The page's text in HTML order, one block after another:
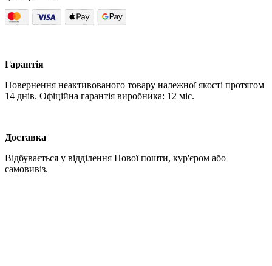
Гарантія
Повернення неактивованого товару належної якості протягом
14 днів. Офіційна гарантія виробника: 12 міс.
Доставка
Відбувається у відділення Нової пошти, кур'єром або
самовивіз.